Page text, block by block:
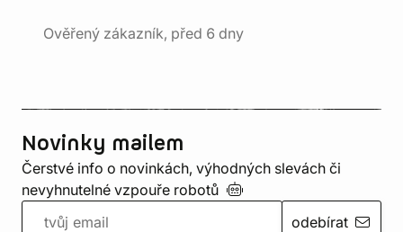
Ověřený zákazník, před 6 dny
Novinky mailem
Čerstvé info o novinkách, výhodných slevách či
nevyhnutelné vzpouře robotů
odebírat